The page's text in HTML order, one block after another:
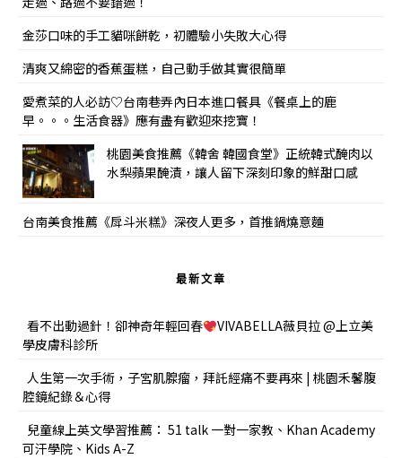
金莎口味的手工貓咪餅乾，初體驗小失敗大心得
清爽又綿密的香蕉蛋糕，自己動手做其實很簡單
愛煮菜的人必訪♡台南巷弄內日本進口餐具《餐桌上的鹿
早。。。生活食器》應有盡有歡迎來挖寶！
桃園美食推薦《韓舍 韓國食堂》正統韓式醃肉以
水梨蘋果醃漬，讓人留下深刻印象的鮮甜口感
台南美食推薦《戽斗米糕》深夜人更多，首推鍋燒意麵
最新文章
看不出動過針！卻神奇年輕回春
VIVABELLA薇貝拉 @上立美
學皮膚科診所
人生第一次手術，子宮肌腺瘤，拜託經痛不要再來 | 桃園禾馨腹
腔鏡紀錄＆心得
兒童線上英文學習推薦： 51 talk 一對一家教、Khan Academy
可汗學院、Kids A-Z